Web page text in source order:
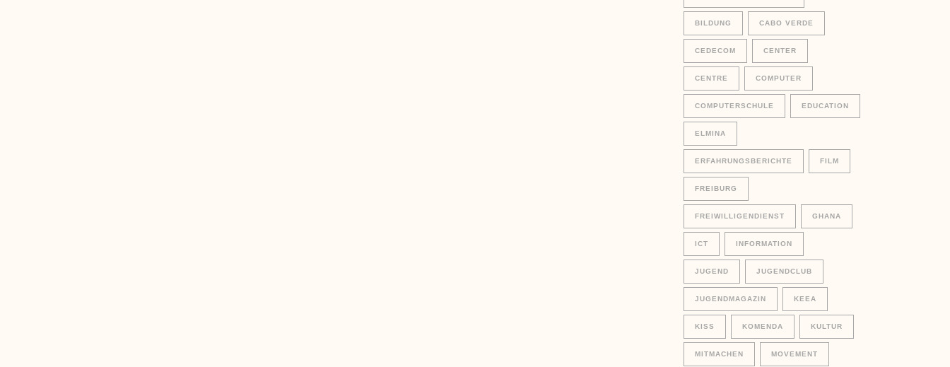
BILDUNG CABO VERDE
CEDECOM CENTER
CENTRE COMPUTER
COMPUTERSCHULE EDUCATION
ELMINA
ERFAHRUNGSBERICHTE FILM
FREIBURG
FREIWILLIGENDIENST GHANA
ICT INFORMATION
JUGEND JUGENDCLUB
JUGENDMAGAZIN KEEA
KISS KOMENDA KULTUR
MITMACHEN MOVEMENT